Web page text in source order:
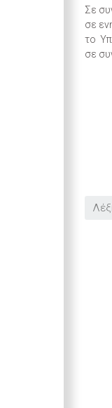
Σε
σε
το
σε